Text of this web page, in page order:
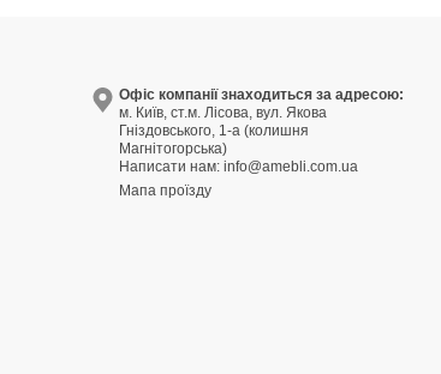
сертифікати якості. Тому купуючи у
Офіс компанії знаходиться за адресою:
м. Київ, ст.м. Лісова, вул. Якова
Гніздовського, 1-а (колишня
Магнітогорська)
Написати нам:info@amebli.com.ua
Мапа проїзду